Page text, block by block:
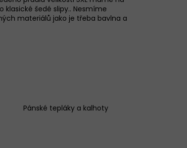
klasické šedé slipy.. Nesmíme
materiálů jako je třeba bavlna a
Pánské tepláky a kalhoty
001/197